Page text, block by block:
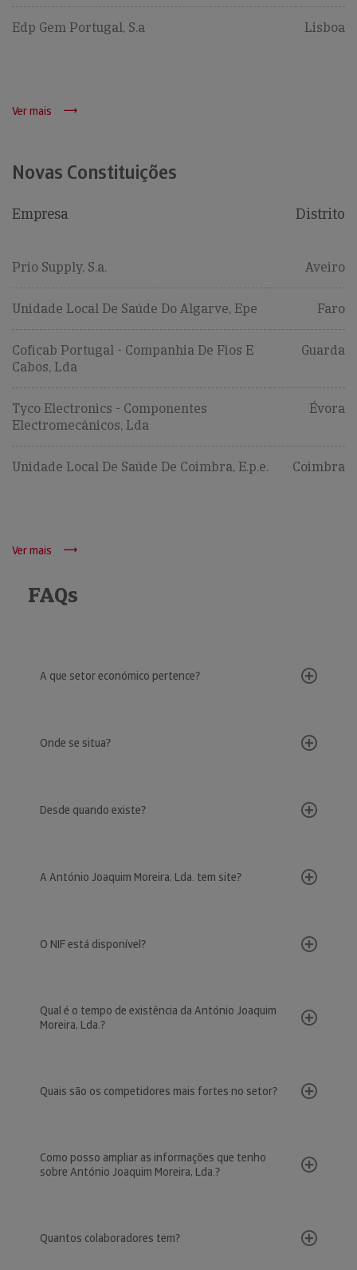
Edp Gem Portugal, S.a Lisboa
Ver mais
Novas Constituições
Empresa Distrito
Prio Supply, S.a. Aveiro
Unidade Local De Saúde Do Algarve, Epe Faro
Coficab Portugal - Companhia De Fios E
Cabos, Lda
Guarda
Tyco Electronics - Componentes
Electromecânicos, Lda
Évora
Unidade Local De Saúde De Coimbra, E.p.e. Coimbra
Ver mais
FAQs
A que setor económico pertence?
Onde se situa?
Desde quando existe?
A António Joaquim Moreira, Lda. tem site?
O NIF está disponível?
Qual é o tempo de existência da António Joaquim
Moreira, Lda.?
Quais são os competidores mais fortes no setor?
Como posso ampliar as informações que tenho
sobre António Joaquim Moreira, Lda.?
Quantos colaboradores tem?